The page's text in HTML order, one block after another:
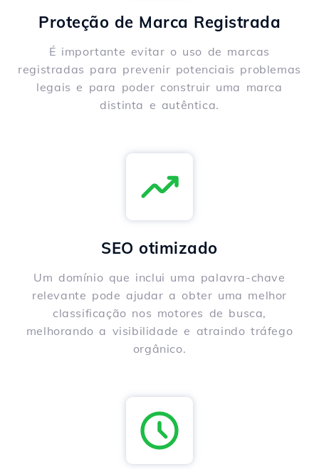
Proteção de Marca Registrada
É importante evitar o uso de marcas
registradas para prevenir potenciais problemas
legais e para poder construir uma marca
distinta e autêntica.
SEO otimizado
Um domínio que inclui uma palavra-chave
relevante pode ajudar a obter uma melhor
classificação nos motores de busca,
melhorando a visibilidade e atraindo tráfego
orgânico.